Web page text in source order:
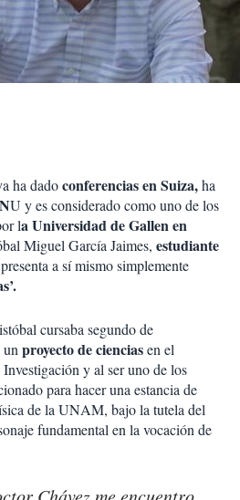
ha dadoconferencias en Suiza,ha
U y es considerado como uno de los
la Universidad de Gallen en
Miguel García Jaimes, estudiante
a sí mismo simplemente
cursaba segundo de
proyecto de cienciasen el
y al ser uno de los
para hacer una estancia de
de la UNAM, bajo la tutela del
fundamental en la vocación de